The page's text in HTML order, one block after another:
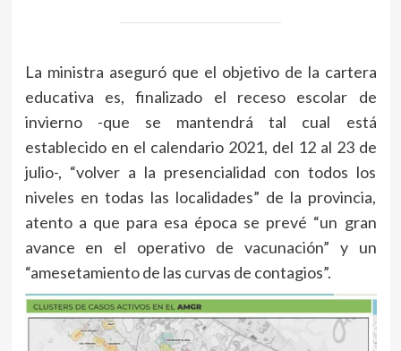
La ministra aseguró que el objetivo de la cartera
educativa es, finalizado el receso escolar de
invierno -que se mantendrá tal cual está
establecido en el calendario 2021, del 12 al 23 de
julio-, “volver a la presencialidad con todos los
niveles en todas las localidades” de la provincia,
atento a que para esa época se prevé “un gran
avance en el operativo de vacunación” y un
“amesetamiento de las curvas de contagios”.